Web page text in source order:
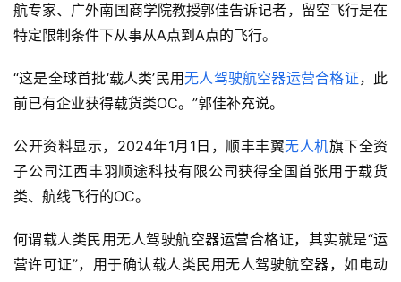
航专家、广外南国商学院教授郭佳告诉记者，留空飞行是在
特定限制条件下从事从A点到A点的飞行。
“这是全球首批‘载人类’民用无人驾驶航空器运营合格证，此
前已有企业获得载货类OC。”郭佳补充说。
公开资料显示，2024年1月1日，顺丰丰翼无人机旗下全资
子公司江西丰羽顺途科技有限公司获得全国首张用于载货
类、航线飞行的OC。
何谓载人类民用无人驾驶航空器运营合格证，其实就是“运
营许可证”，用于确认载人类民用无人驾驶航空器，如电动